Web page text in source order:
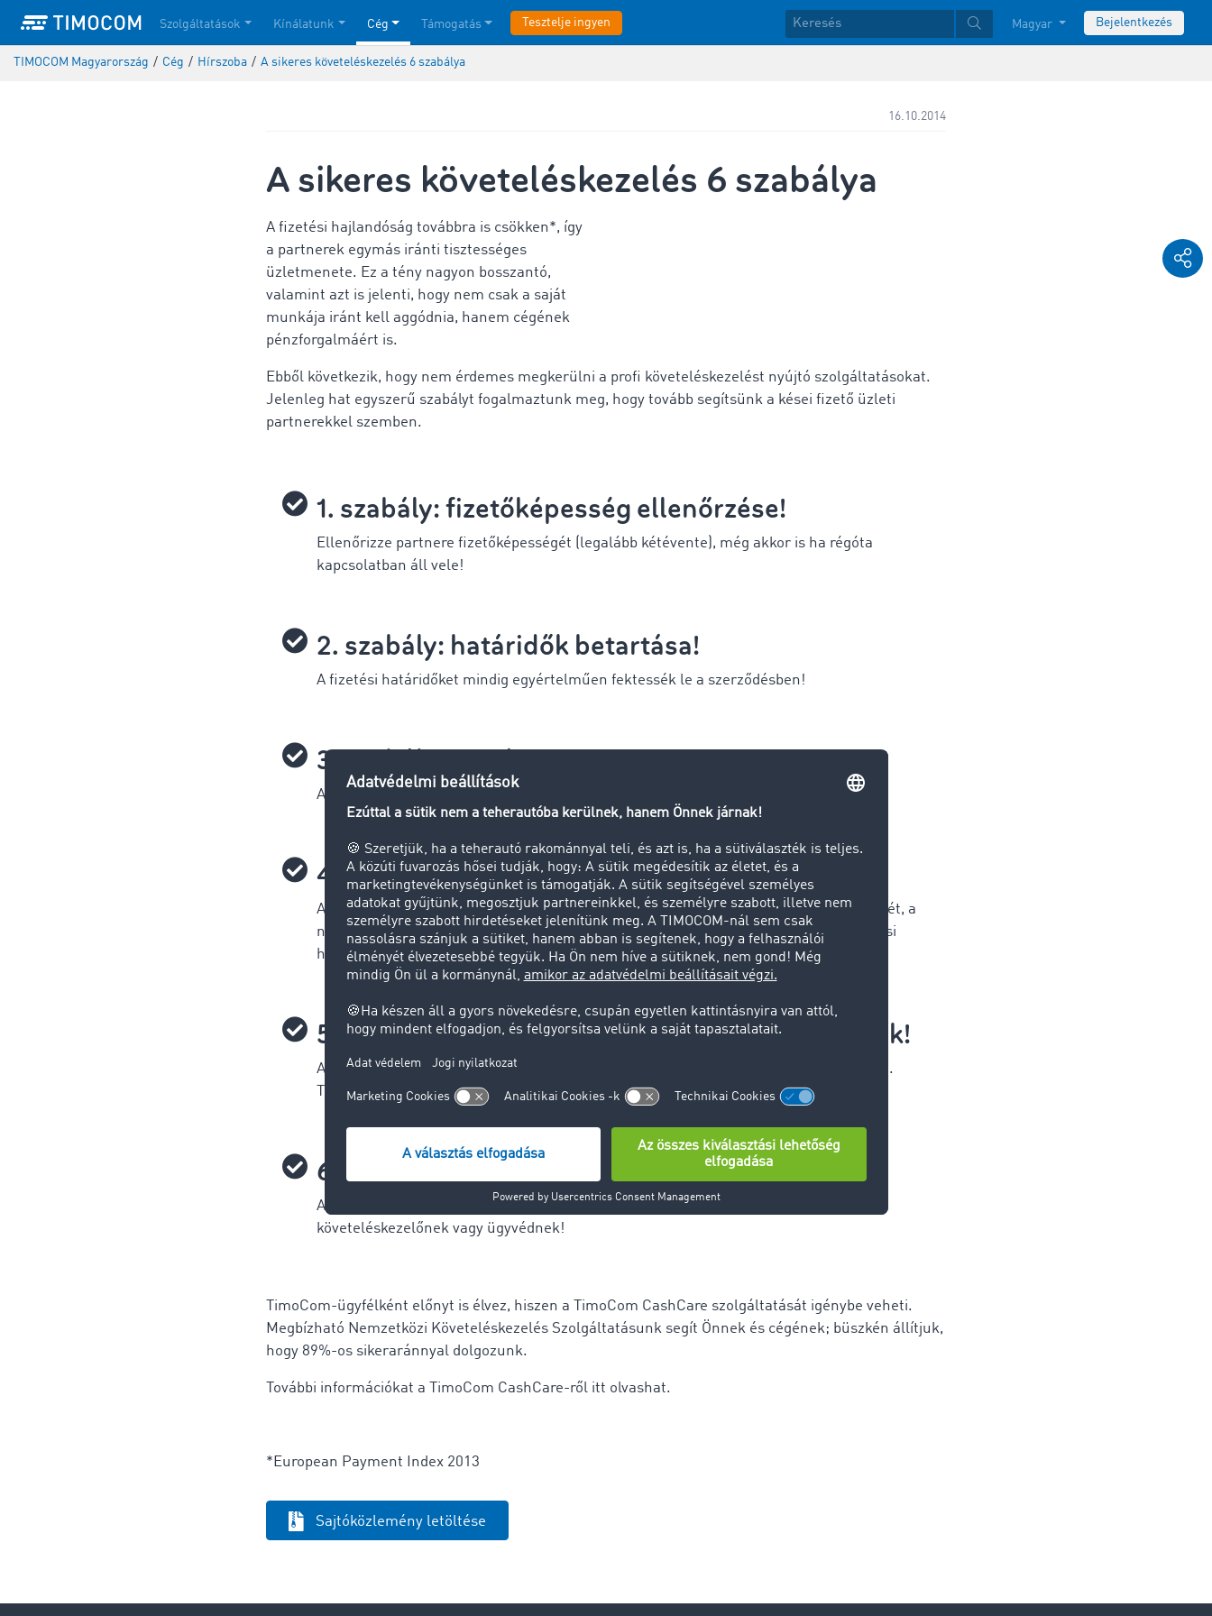
Szolgáltatások Kínálatunk Cég Támogatás Tesztelje ingyen Magyar Bejelentkezés
TIMOCOM Magyarország / Cég / Hírszoba / A sikeres követeléskezelés 6 szabálya
16.10.2014
A sikeres követeléskezelés 6 szabálya
A fizetési hajlandóság továbbra is csökken*, így
a partnerek egymás iránti tisztességes
üzletmenete. Ez a tény nagyon bosszantó,
valamint azt is jelenti, hogy nem csak a saját
munkája iránt kell aggódnia, hanem cégének
pénzforgalmáért is.
Ebből következik, hogy nem érdemes megkerülni a profi követeléskezelést nyújtó szolgáltatásokat.
Jelenleg hat egyszerű szabályt fogalmaztunk meg, hogy tovább segítsünk a kései fizető üzleti
partnerekkel szemben.
1. szabály: fizetőképesség ellenőrzése!
Ellenőrizze partnere fizetőképességét (legalább kétévente), még akkor is ha régóta
kapcsolatban áll vele!
2. szabály: határidők betartása!
A fizetési határidőket mindig egyértelműen fektessék le a szerződésben!
3. szabály: ne várjon!
Az első emlékeztetőt ki kell küldeni 1 héttel a fizetési határidő lejárta után.
4. szabály: Ügyeljen a pontosságra!
A felszólító levélnek tartalmaznia kell az adós és a hitelező nevét, a követelés összegét, a
nyújtott szolgáltatásokat, a számla számát, a számla dátumát, a lejárt és az új fizetési
határidőket (legfeljebb 10-14 nap).
5. szabály: Fuvarhoz kapcsolódó iratok fontosak!
A számlákat, emlékeztetők mellé mindig csatoljuk a megfelelő szállítási okmányokat.
Természetesen ajánlott levélben, így nem kétséges a célbaérés.
6. szabály: három a magyar igazság!
A második figyelmeztetés sikertelensége után mindenképpen adja át az ügyet
követeléskezelőnek vagy ügyvédnek!
TimoCom-ügyfélként előnyt is élvez, hiszen a TimoCom CashCare szolgáltatását igénybe veheti.
Megbízható Nemzetközi Követeléskezelés Szolgáltatásunk segít Önnek és cégének; büszkén állítjuk,
hogy 89%-os sikeraránnyal dolgozunk.
További információkat a TimoCom CashCare-ről itt olvashat.
*European Payment Index 2013
Sajtóközlemény letöltése